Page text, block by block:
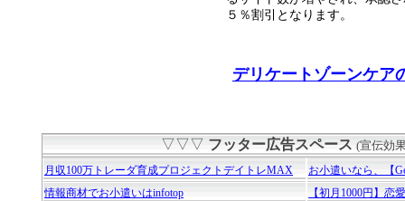
５％割引となります。
デリケートゾーンケア
▽▽▽ フッター広告スペース (宣伝効
月収100万トレーダ育成プロジェクトデイトレMAX
お小遣いなら、【
情報商材でお小遣いはinfotop
【初月1000円】恋